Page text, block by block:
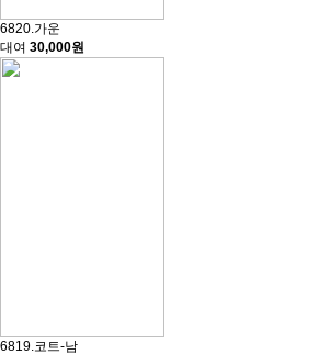
6820.가운
대여 30,000원
6819.코트-남